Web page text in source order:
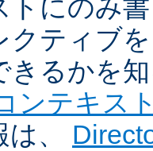
トにのみ
クティブ
きるかを
ンテキスト
は、